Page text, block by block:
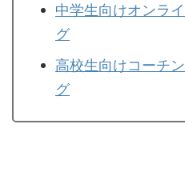
中学生向けオンラ
グ
高校生向けコーチ
グ